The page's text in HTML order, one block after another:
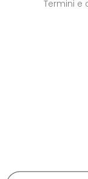
Termini e